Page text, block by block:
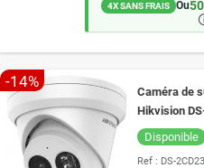
4X SANS FRAIS Ou
-14%
Caméra de
Hikvision
mètres
Disponible
Ref : DS-